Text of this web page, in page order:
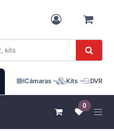
Cámaras Kits DVR /
0